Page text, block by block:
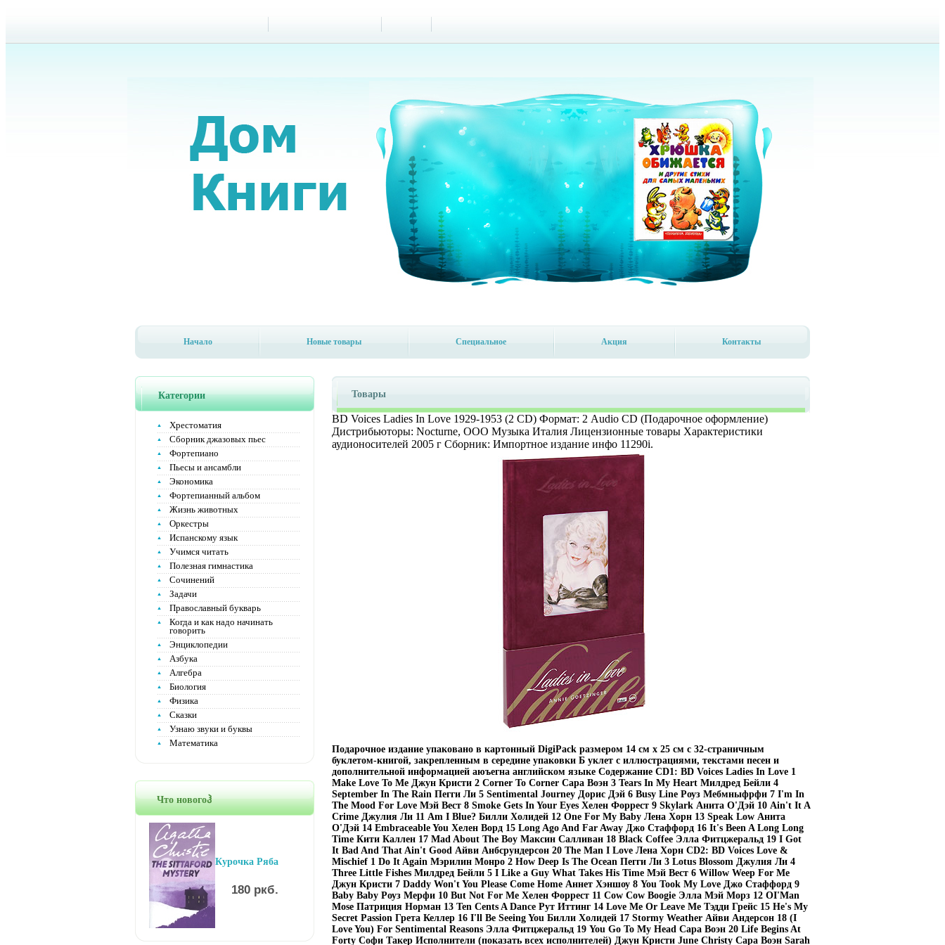
Начало Новые товары Специальное Акция Контакты
Категории
Хрестоматия
Сборник джазовых пьес
Фортепиано
Пьесы и ансамбли
Экономика
Фортепианный альбом
Жизнь животных
Оркестры
Испанскому язык
Учимся читать
Полезная гимнастика
Сочинений
Задачи
Православный букварь
Когда и как надо начинать
говорить
Энциклопедии
Азбука
Алгебра
Биология
Физика
Сказки
Узнаю звуки и буквы
Математика
Что новогоჰ
Курочка Ряба
180 ркб.
Товары
BD Voices Ladies In Love 1929-1953 (2 CD) Формат: 2 Audio CD (Подарочное оформление)
Дистрибьюторы: Nocturne, ООО Музыка Италия Лицензионные товары Характеристики
аудионосителей 2005 г Сборник: Импортное издание инфо 11290i.
Подарочное издание упаковано в картонный DigiPack размером 14 см х 25 см с 32-страничным
буклетом-книгой, закрепленным в середине упаковки Б уклет с иллюстрациями, текстами песен и
дополнительной информацией аюъегна английском языке Содержание CD1: BD Voices Ladies In Love 1
Make Love To Me Джун Кристи 2 Corner To Corner Сара Воэн 3 Tears In My Heart Милдред Бейли 4
September In The Rain Пегги Ли 5 Sentimental Journey Дорис Дэй 6 Busy Line Роуз Мебмныфрфи 7 I'm In
The Mood For Love Мэй Вест 8 Smoke Gets In Your Eyes Хелен Форрест 9 Skylark Анита О'Дэй 10 Ain't It A
Crime Джулия Ли 11 Am I Blue? Билли Холидей 12 One For My Baby Лена Хорн 13 Speak Low Анита
О'Дэй 14 Embraceable You Хелен Ворд 15 Long Ago And Far Away Джо Стаффорд 16 It's Been A Long Long
Time Кити Каллен 17 Mad About The Boy Максин Салливан 18 Black Coffee Элла Фитцжеральд 19 I Got
It Bad And That Ain't Good Айви Анбсрундерсон 20 The Man I Love Лена Хорн CD2: BD Voices Love &
Mischief 1 Do It Again Мэрилин Монро 2 How Deep Is The Ocean Пегги Ли 3 Lotus Blossom Джулия Ли 4
Three Little Fishes Милдред Бейли 5 I Like a Guy What Takes His Time Мэй Вест 6 Willow Weep For Me
Джун Кристи 7 Daddy Won't You Please Come Home Аннет Хэншоу 8 You Took My Love Джо Стаффорд 9
Baby Baby Роуз Мерфи 10 But Not For Me Хелен Форрест 11 Cow Cow Boogie Элла Мэй Морз 12 OI'Man
Mose Патриция Норман 13 Ten Cents A Dance Рут Иттинг 14 Love Me Or Leave Me Тэдди Грейс 15 He's My
Secret Passion Грета Келлер 16 I'll Be Seeing You Билли Холидей 17 Stormy Weather Айви Андерсон 18 (I
Love You) For Sentimental Reasons Элла Фитцжеральд 19 You Go To My Head Сара Воэн 20 Life Begins At
Forty Софи Такер Исполнители (показать всех исполнителей) Джун Кристи June Christy Сара Воэн Sarah